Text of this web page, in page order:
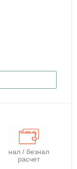
нал / безнал
расчет